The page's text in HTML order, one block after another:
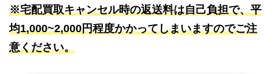
※宅配買取キャンセル時の返送料は自己負担で、平
均1,000~2,000円程度かかってしまいますのでご注
意ください。